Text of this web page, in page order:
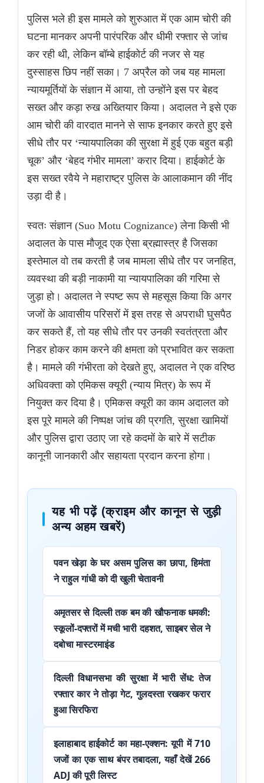
पुलिस भले ही इस मामले को शुरुआत में एक आम चोरी की
घटना मानकर अपनी पारंपरिक और धीमी रफ्तार से जांच
कर रही थी, लेकिन बॉम्बे हाईकोर्ट की नजर से यह
दुस्साहस छिप नहीं सका। 7 अप्रैल को जब यह मामला
न्यायमूर्तियों के संज्ञान में आया, तो उन्होंने इस पर बेहद
सख्त और कड़ा रुख अख्तियार किया। अदालत ने इसे एक
आम चोरी की वारदात मानने से साफ इनकार करते हुए इसे
सीधे तौर पर ‘न्यायपालिका की सुरक्षा में हुई एक बहुत बड़ी
चूक’ और ‘बेहद गंभीर मामला’ करार दिया। हाईकोर्ट के
इस सख्त रवैये ने महाराष्ट्र पुलिस के आलाकमान की नींद
उड़ा दी है।
स्वतः संज्ञान (Suo Motu Cognizance) लेना किसी भी
अदालत के पास मौजूद एक ऐसा ब्रह्मास्त्र है जिसका
इस्तेमाल वो तब करती है जब मामला सीधे तौर पर जनहित,
व्यवस्था की बड़ी नाकामी या न्यायपालिका की गरिमा से
जुड़ा हो। अदालत ने स्पष्ट रूप से महसूस किया कि अगर
जजों के आवासीय परिसरों में इस तरह से अपराधी घुसपैठ
कर सकते हैं, तो यह सीधे तौर पर उनकी स्वतंत्रता और
निडर होकर काम करने की क्षमता को प्रभावित कर सकता
है। मामले की गंभीरता को देखते हुए, अदालत ने एक वरिष्ठ
अधिवक्ता को एमिकस क्यूरी (न्याय मित्र) के रूप में
नियुक्त कर दिया है। एमिकस क्यूरी का काम अदालत को
इस पूरे मामले की निष्पक्ष जांच की प्रगति, सुरक्षा खामियों
और पुलिस द्वारा उठाए जा रहे कदमों के बारे में सटीक
कानूनी जानकारी और सहायता प्रदान करना होगा।
यह भी पढ़ें (क्राइम और कानून से जुड़ी
अन्य अहम खबरें)
पवन खेड़ा के घर असम पुलिस का छापा, हिमंता
ने राहुल गांधी को दी खुली चेतावनी
अमृतसर से दिल्ली तक बम की खौफनाक धमकी:
स्कूलों-दफ्तरों में मची भारी दहशत, साइबर सेल ने
दबोचा मास्टरमाइंड
दिल्ली विधानसभा की सुरक्षा में भारी सेंध: तेज
रफ्तार कार ने तोड़ा गेट, गुलदस्ता रखकर फरार
हुआ सिरफिरा
इलाहाबाद हाईकोर्ट का महा-एक्शन: यूपी में 710
जजों का एक साथ बंपर तबादला, यहाँ देखें 266
ADJ की पूरी लिस्ट